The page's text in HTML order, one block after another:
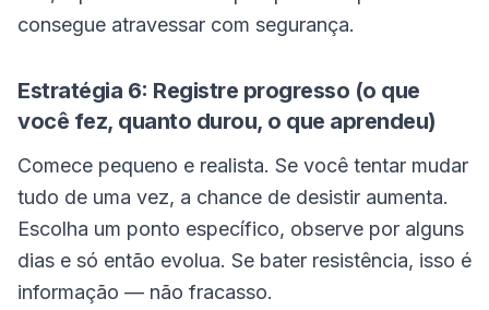
consegue atravessar com segurança.
Estratégia 6: Registre progresso (o que
você fez, quanto durou, o que aprendeu)
Comece pequeno e realista. Se você tentar mudar
tudo de uma vez, a chance de desistir aumenta.
Escolha um ponto específico, observe por alguns
dias e só então evolua. Se bater resistência, isso é
informação — não fracasso.